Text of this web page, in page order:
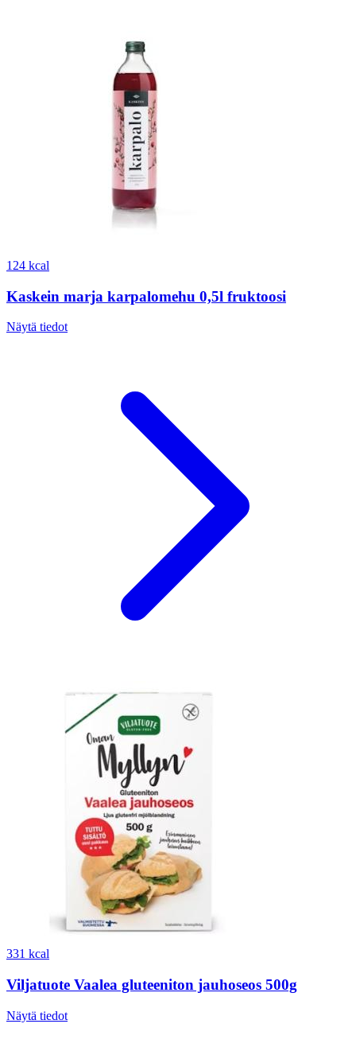
124 kcal
Kaskein marja karpalomehu 0,5l fruktoosi
Näytä tiedot
331 kcal
Viljatuote Vaalea gluteeniton jauhoseos 500g
Näytä tiedot